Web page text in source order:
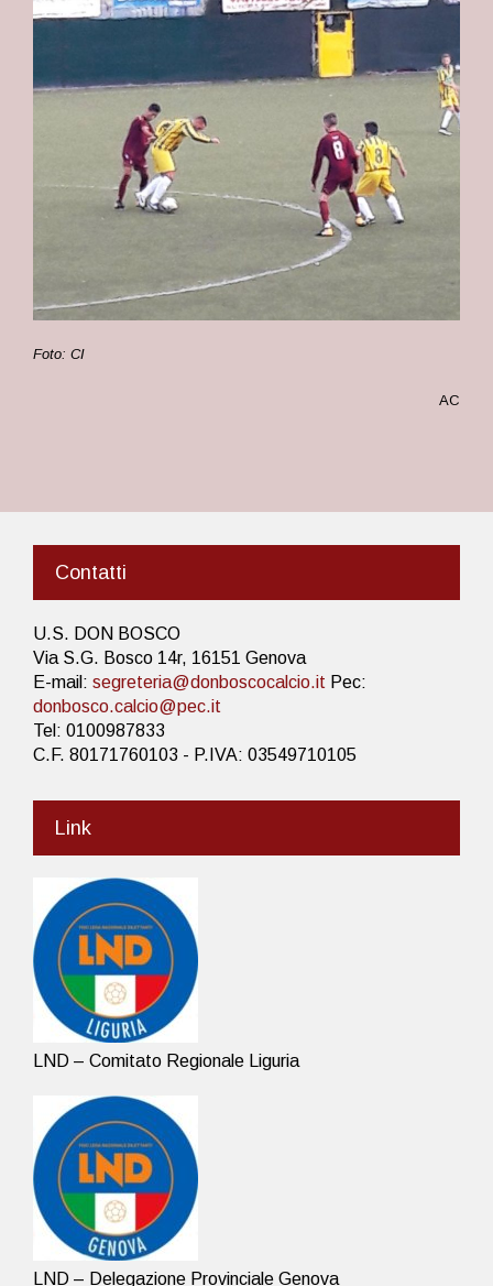
Foto: CI
AC
Contatti
U.S. DON BOSCO
Via S.G. Bosco 14r, 16151 Genova
E-mail: segreteria@donboscocalcio.it Pec:
donbosco.calcio@pec.it
Tel: 0100987833
C.F. 80171760103 - P.IVA: 03549710105
Link
LND – Comitato Regionale Liguria
LND – Delegazione Provinciale Genova